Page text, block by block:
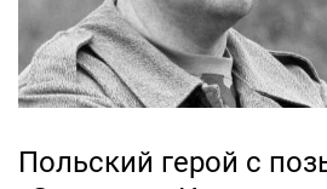
Польский герой с